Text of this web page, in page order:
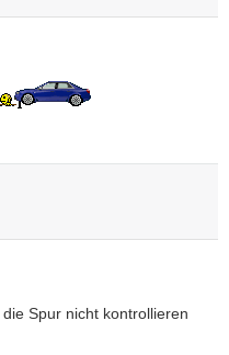
Spur nicht kontrollieren